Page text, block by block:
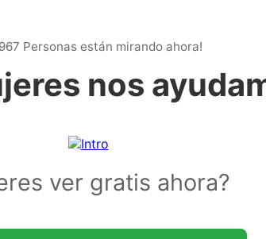
Personas están mirando ahora!
nos
ver gratis ahora?